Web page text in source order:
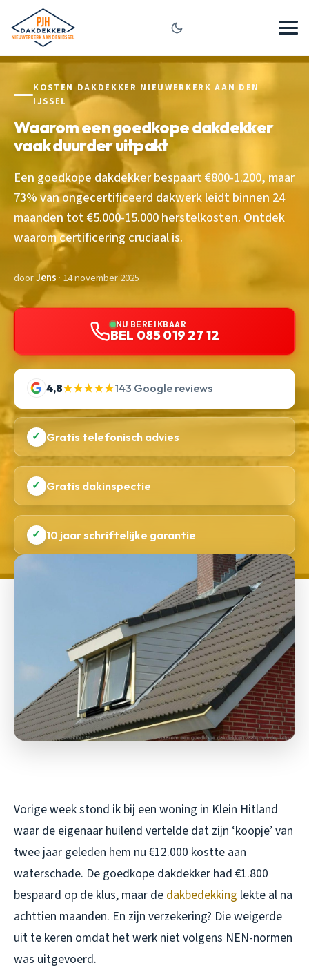
KOSTEN DAKDEKKER NIEUWERKERK AAN DEN
IJSSEL
Waarom een goedkope dakdekker
vaak duurder uitpakt
Een goedkope dakdekker bespaart €800-1.200, maar
73% van ongecertificeerd dakwerk leidt binnen 24
maanden tot €5.000-15.000 herstelkosten. Ontdek
waarom certificering cruciaal is.
doorJens · 14 november 2025
NU BEREIKBAAR
BEL 085 019 27 12
4,8★★★★★143 Google reviews
✓ Gratis telefonisch advies
✓ Gratis dakinspectie
✓ 10 jaar schriftelijke garantie
Vorige week stond ik bij een woning in Klein Hitland
waar de eigenaar huilend vertelde dat zijn ‘koopje’ van
twee jaar geleden hem nu €12.000 kostte aan
waterschade. De goedkope dakdekker had €1.800
bespaard op de klus, maar de dakbedekking lekte al na
achttien maanden. En zijn verzekering? Die weigerde
uit te keren omdat het werk niet volgens NEN-normen
was uitgevoerd.